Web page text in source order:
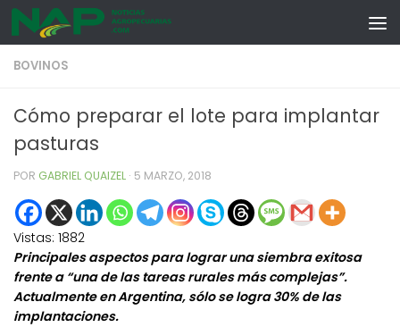
Skip to content
BOVINOS
Cómo preparar el lote para implantar
pasturas
POR GABRIEL QUAIZEL · 5 MARZO, 2018
Vistas: 1882
Principales aspectos para lograr una siembra exitosa
frente a “una de las tareas rurales más complejas”.
Actualmente en Argentina, sólo se logra 30% de las
implantaciones.